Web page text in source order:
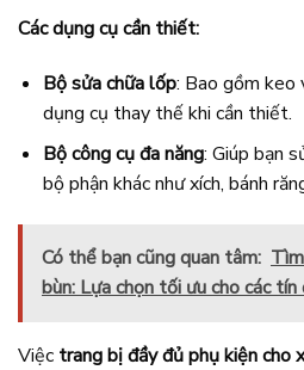
Các dụng cụ cần thiết:
Bộ sửa chữa lốp: Bao gồm keo
dụng cụ thay thế khi cần thiết.
Bộ công cụ đa năng: Giúp bạn
bộ phận khác như xích, bánh
Có thể bạn cũng quan tâm:
bùn: Lựa chọn tối ưu cho các tín
Việc trang bị đầy đủ phụ kiện cho